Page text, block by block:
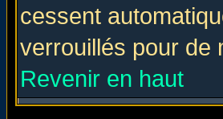
cessent
verrouillés pour de
Revenir en haut